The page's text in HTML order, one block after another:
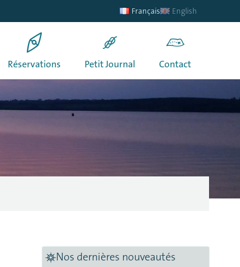
Français English
Réservations Petit Journal Contact
Nos dernières nouveautés